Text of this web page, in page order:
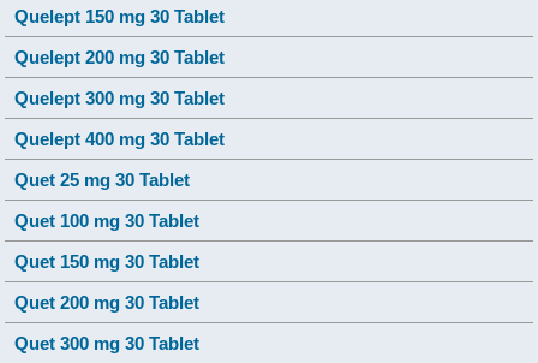
Quelept 150 mg 30 Tablet
Quelept 200 mg 30 Tablet
Quelept 300 mg 30 Tablet
Quelept 400 mg 30 Tablet
Quet 25 mg 30 Tablet
Quet 100 mg 30 Tablet
Quet 150 mg 30 Tablet
Quet 200 mg 30 Tablet
Quet 300 mg 30 Tablet